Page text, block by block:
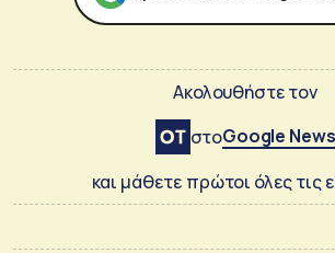
Ακολουθήστε τον
στοGoogle News
και μάθετε πρώτοι όλες τις